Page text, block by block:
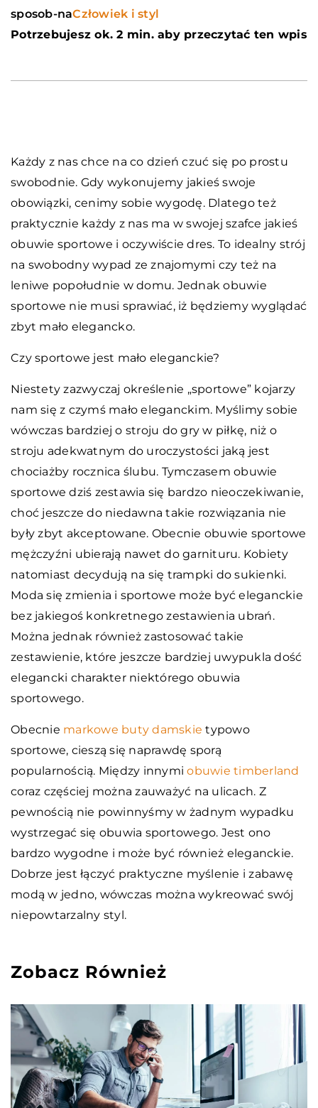
sposob-naCzłowiek i styl
Potrzebujesz ok. 2 min. aby przeczytać ten wpis
Każdy z nas chce na co dzień czuć się po prostu
swobodnie. Gdy wykonujemy jakieś swoje
obowiązki, cenimy sobie wygodę. Dlatego też
praktycznie każdy z nas ma w swojej szafce jakieś
obuwie sportowe i oczywiście dres. To idealny strój
na swobodny wypad ze znajomymi czy też na
leniwe popołudnie w domu. Jednak obuwie
sportowe nie musi sprawiać, iż będziemy wyglądać
zbyt mało elegancko.
Czy sportowe jest mało eleganckie?
Niestety zazwyczaj określenie „sportowe” kojarzy
nam się z czymś mało eleganckim. Myślimy sobie
wówczas bardziej o stroju do gry w piłkę, niż o
stroju adekwatnym do uroczystości jaką jest
chociażby rocznica ślubu. Tymczasem obuwie
sportowe dziś zestawia się bardzo nieoczekiwanie,
choć jeszcze do niedawna takie rozwiązania nie
były zbyt akceptowane. Obecnie obuwie sportowe
mężczyźni ubierają nawet do garnituru. Kobiety
natomiast decydują na się trampki do sukienki.
Moda się zmienia i sportowe może być eleganckie
bez jakiegoś konkretnego zestawienia ubrań.
Można jednak również zastosować takie
zestawienie, które jeszcze bardziej uwypukla dość
elegancki charakter niektórego obuwia
sportowego.
Obecnie markowe buty damskie typowo
sportowe, cieszą się naprawdę sporą
popularnością. Między innymiobuwie timberland
coraz częściej można zauważyć na ulicach. Z
pewnością nie powinnyśmy w żadnym wypadku
wystrzegać się obuwia sportowego. Jest ono
bardzo wygodne i może być również eleganckie.
Dobrze jest łączyć praktyczne myślenie i zabawę
modą w jedno, wówczas można wykreować swój
niepowtarzalny styl.
Zobacz Również